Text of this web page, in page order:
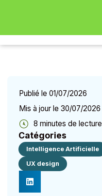
Publié le 01/07/2026
Mis à jour le 30/07/2026
8 minutes de lecture
Catégories
Intelligence Artificielle
UX design